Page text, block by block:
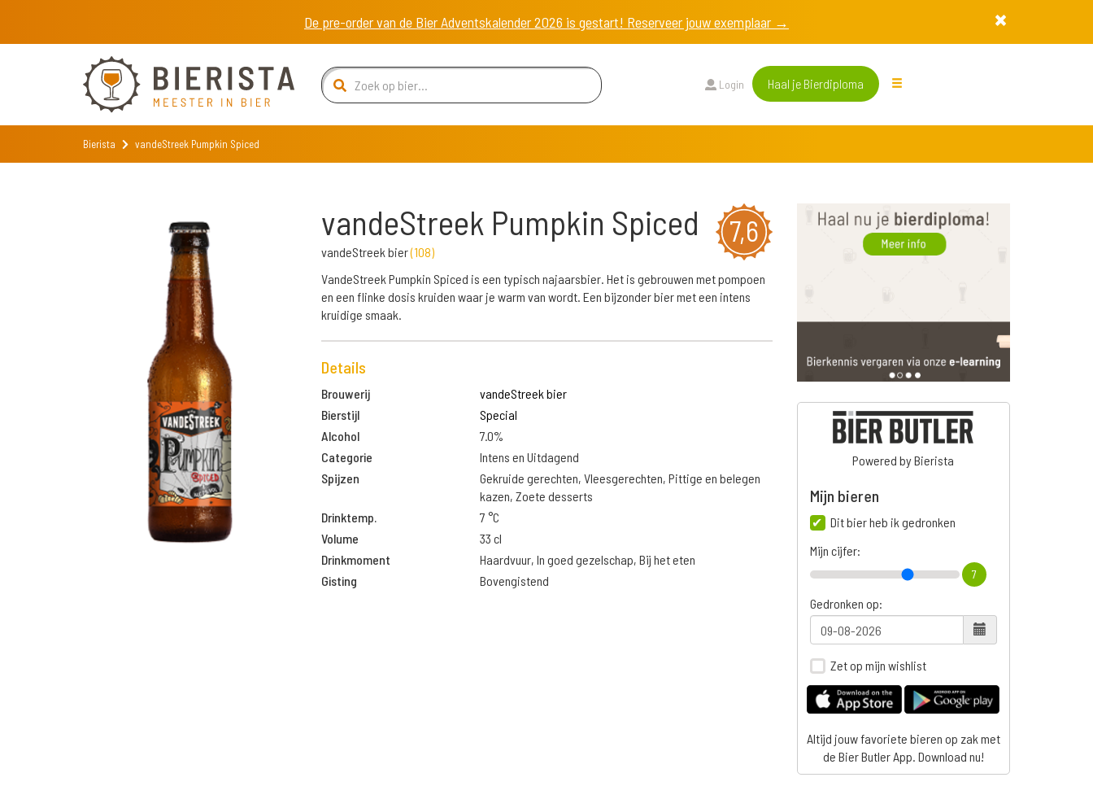
De pre-order van de Bier Adventskalender 2026 is gestart! Reserveer jouw exemplaar →
Login Haal je Bierdiploma
Bierista vandeStreek Pumpkin Spiced
7,6
vandeStreek Pumpkin Spiced
vandeStreek bier(108)
VandeStreek Pumpkin Spiced is een typisch najaarsbier. Het is gebrouwen met pompoen
en een flinke dosis kruiden waar je warm van wordt. Een bijzonder bier met een intens
kruidige smaak.
Details
Brouwerij
vandeStreek bier
Bierstijl
Special
Alcohol
7.0%
Categorie
Intens en Uitdagend
Spijzen
Gekruide gerechten, Vleesgerechten, Pittige en belegen
kazen, Zoete desserts
Drinktemp.
7 °C
Volume
33 cl
Drinkmoment
Haardvuur, In goed gezelschap, Bij het eten
Gisting
Bovengistend
Powered by Bierista
Mijn bieren
Dit bier heb ik gedronken
Mijn cijfer:
7
Gedronken op:
Zet op mijn wishlist
Altijd jouw favoriete bieren op zak met
de Bier Butler App. Download nu!